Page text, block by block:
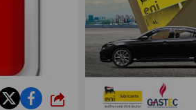
شارك